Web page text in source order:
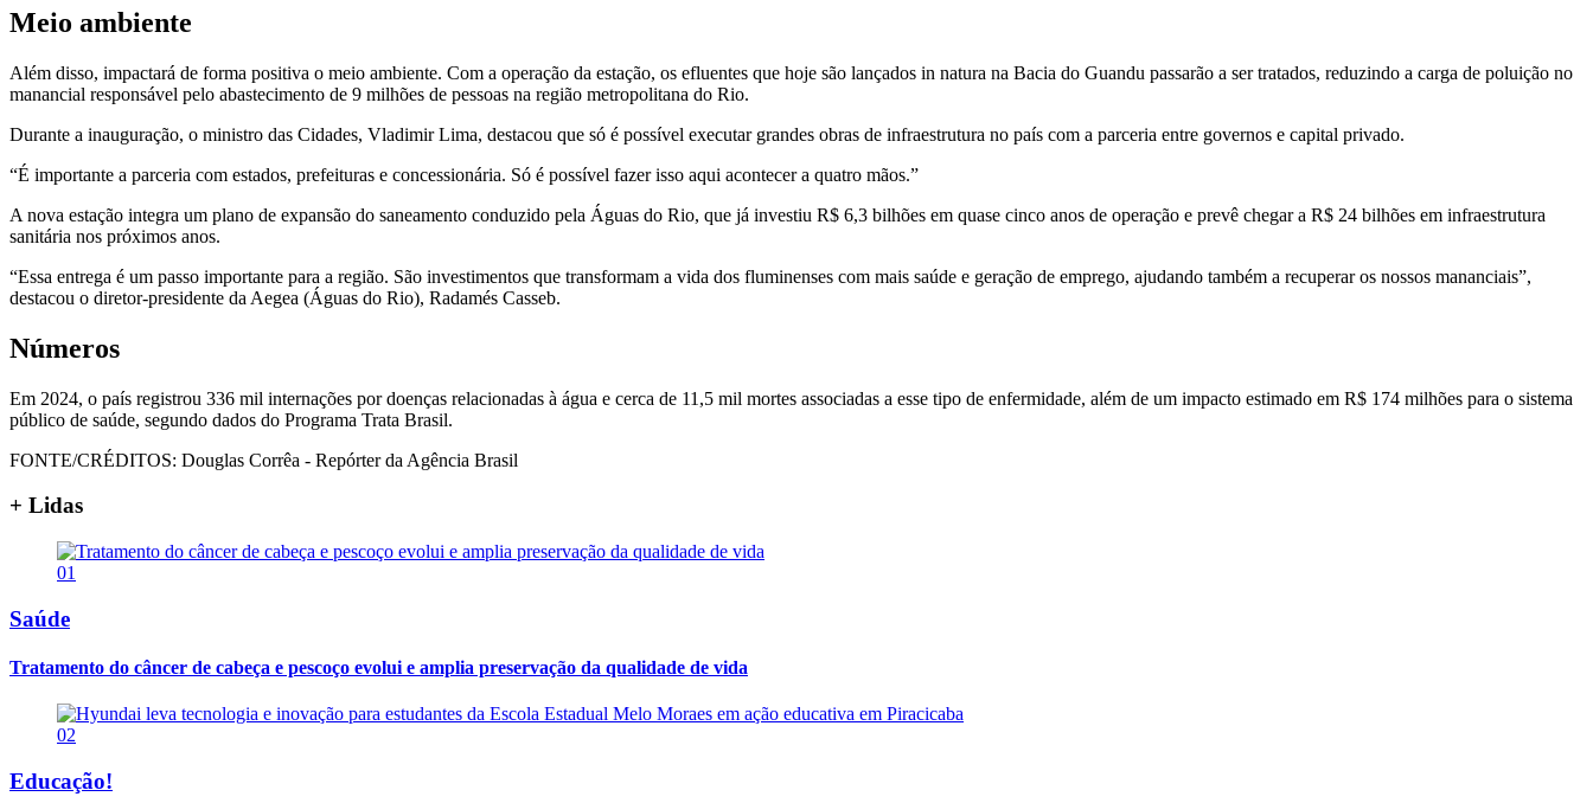
Meio ambiente
Além disso, impactará de forma positiva o meio ambiente. Com a operação da estação, os efluentes que hoje são lançados in natura na Bacia do Guandu passarão a ser tratados, reduzindo a carga de poluição no
manancial responsável pelo abastecimento de 9 milhões de pessoas na região metropolitana do Rio.
Durante a inauguração, o ministro das Cidades, Vladimir Lima, destacou que só é possível executar grandes obras de infraestrutura no país com a parceria entre governos e capital privado.
“É importante a parceria com estados, prefeituras e concessionária. Só é possível fazer isso aqui acontecer a quatro mãos.”
A nova estação integra um plano de expansão do saneamento conduzido pela Águas do Rio, que já investiu R$ 6,3 bilhões em quase cinco anos de operação e prevê chegar a R$ 24 bilhões em infraestrutura
sanitária nos próximos anos.
“Essa entrega é um passo importante para a região. São investimentos que transformam a vida dos fluminenses com mais saúde e geração de emprego, ajudando também a recuperar os nossos mananciais”,
destacou o diretor-presidente da Aegea (Águas do Rio), Radamés Casseb.
Números
Em 2024, o país registrou 336 mil internações por doenças relacionadas à água e cerca de 11,5 mil mortes associadas a esse tipo de enfermidade, além de um impacto estimado em R$ 174 milhões para o sistema
público de saúde, segundo dados do Programa Trata Brasil.
FONTE/CRÉDITOS: Douglas Corrêa - Repórter da Agência Brasil
+ Lidas
01
Saúde
Tratamento do câncer de cabeça e pescoço evolui e amplia preservação da qualidade de vida
02
Educação!